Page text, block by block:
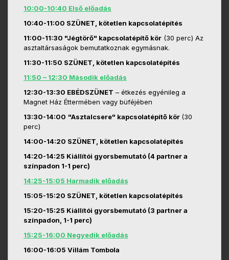
10:00-10:40 Első előadás
10:40-11:00 SZÜNET, kötetlen kapcsolatépítés
11:00-11:30 "Jégtörő" kapcsolatépítő kör (30 perc) Az
asztaltársaságok bemutatkoznak egymásnak.
11:30-11:50 SZÜNET, kötetlen kapcsolatépítés
11:50 – 12:30 Második előadás
12:30-13:30 EBÉDSZÜNET – étkezés egyénileg a
Magnet Ház Éttermében vagy büféjében
13:30-14:00 "Asztalcsere" kapcsolatépítő kör (30
perc)
14:00-14:20 SZÜNET, kötetlen kapcsolatépítés
14:20-14:25 Kiállítói gyorsbemutató (4 partner a
színpadon 1-1 perc)
14:25-15:05 Harmadik előadás
15:05-15:20 SZÜNET, kötetlen kapcsolatépítés
15:20-15:25 Kiállítói gyorsbemutató (3 partner a
színpadon, 1-1 perc)
15:25-16:00 Negyedik előadás
16:00-16:05 Villám Tombola